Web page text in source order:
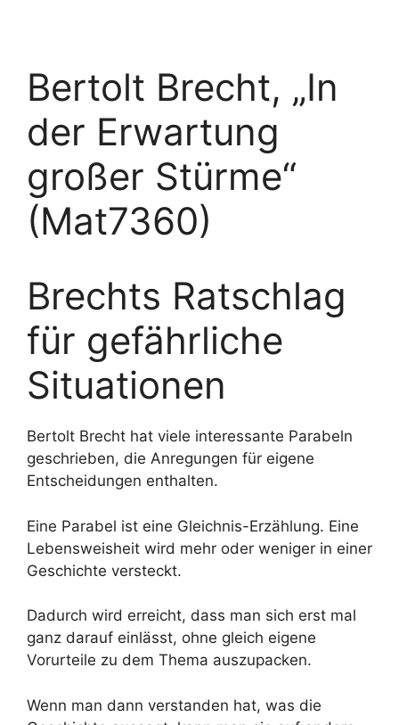
Bertolt Brecht, „In
der Erwartung
großer Stürme“
(Mat7360)
Brechts Ratschlag
für gefährliche
Situationen
Bertolt Brecht hat viele interessante Parabeln
geschrieben, die Anregungen für eigene
Entscheidungen enthalten.
Eine Parabel ist eine Gleichnis-Erzählung. Eine
Lebensweisheit wird mehr oder weniger in einer
Geschichte versteckt.
Dadurch wird erreicht, dass man sich erst mal
ganz darauf einlässt, ohne gleich eigene
Vorurteile zu dem Thema auszupacken.
Wenn man dann verstanden hat, was die